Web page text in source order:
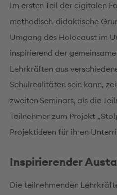
Im ersten Teil der digitalen
methodisch-didaktische
Umgang des Holocaust im
inspirierend der
Lehrkräften aus
Schulrealitäten sein kann,
zweiten Seminars, als die
Teilnehmer zum Projekt
Projektideen für ihren
Inspirierender
Die teilnehmenden